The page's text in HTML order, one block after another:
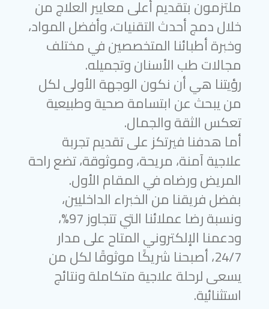
ملتزمون بتقديم أعلى معايير العلاج من
خلال دمج أحدث التقنيات، وأفضل المواد،
وخبرة أطبائنا المتخصصين في مختلف
مجالات طب الأسنان وتجميله.
رؤيتنا هي أن نكون الوجهة الأولى لكل
من يبحث عن ابتسامة صحية وطبيعية
تعكس الثقة والجمال.
أما هدفنا فيرتكز على تقديم تجربة
علاجية آمنة، مريحة، وموثوقة، تضع راحة
المريض ورضاه في المقام الأول.
بفضل فريقنا من الخبراء الداخليين،
ونسبة رضا عملائنا التي تتجاوز 97%،
ودعمنا الإلكتروني المتاح على مدار
24/7، أصبحنا شريكًا موثوقًا لكل من
يسعى لرحلة علاجية متكاملة ونتائج
استثنائية.